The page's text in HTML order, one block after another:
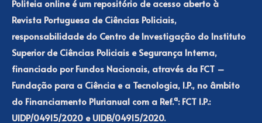
Politeia online é um repositório de acesso aberto à
Revista Portuguesa de Ciências Policiais,
responsabilidade do Centro de Investigação do Instituto
Superior de Ciências Policiais e Segurança Interna,
financiado por Fundos Nacionais, através da FCT –
Fundação para a Ciência e a Tecnologia, I.P., no âmbito
do Financiamento Plurianual com a Ref.ª: FCT I.P.:
UIDP/04915/2020 e UIDB/04915/2020.